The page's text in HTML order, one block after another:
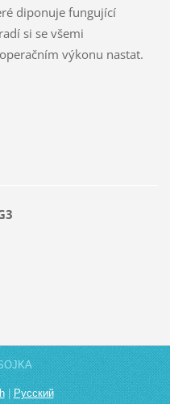
diponuje fungující
si se všemi
výkonu nastat.
|Русский